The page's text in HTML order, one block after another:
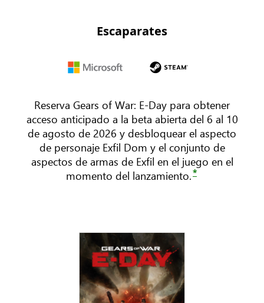
Escaparates
Reserva Gears of War: E-Day para obtener
acceso anticipado a la beta abierta del 6 al 10
de agosto de 2026 y desbloquear el aspecto
de personaje Exfil Dom y el conjunto de
aspectos de armas de Exfil en el juego en el
momento del lanzamiento.*